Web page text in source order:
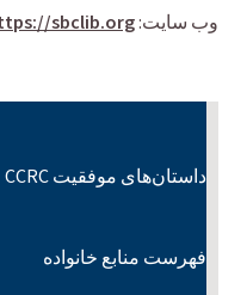
وب سایت:sbclib.org/
داستان‌های موفقیت CCRC
فهرست منابع خانواده